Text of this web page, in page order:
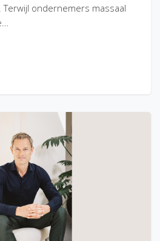
ondernemers massaal